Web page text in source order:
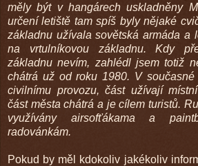
měly být v hangárech uskladněny
určení letiště tam spíš byly nějaké
základnu užívala sovětská armáda a
na vrtulníkovou základnu. Kdy
základnu nevím, zahlédl jsem totiž
chátrá už od roku 1980. V
civilnímu provozu, část užívají
část města chátrá a je cílem turistů.
využívány airsofťákama a
radovánkám.
Pokud by měl kdokoliv jakékoliv